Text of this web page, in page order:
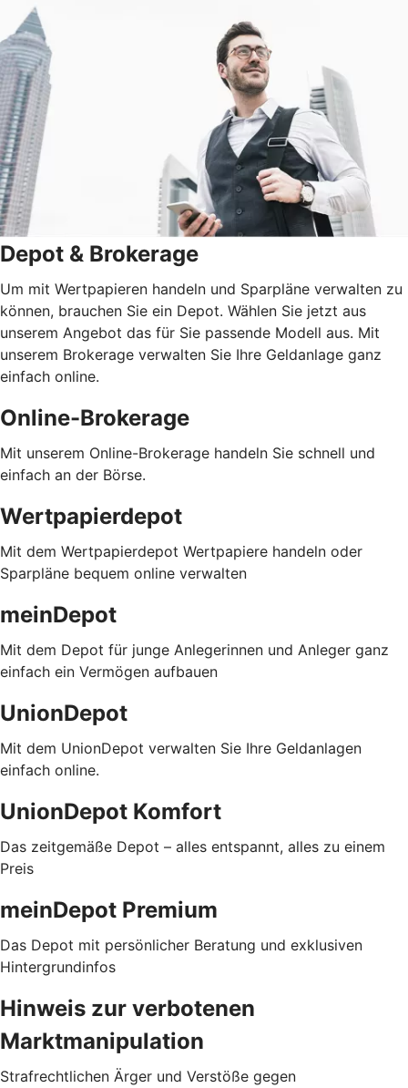
Depot & Brokerage
Um mit Wertpapieren handeln und Sparpläne verwalten zu
können, brauchen Sie ein Depot. Wählen Sie jetzt aus
unserem Angebot das für Sie passende Modell aus. Mit
unserem Brokerage verwalten Sie Ihre Geldanlage ganz
einfach online.
Online-Brokerage
Mit unserem Online-Brokerage handeln Sie schnell und
einfach an der Börse.
Wertpapierdepot
Mit dem Wertpapierdepot Wertpapiere handeln oder
Sparpläne bequem online verwalten
meinDepot
Mit dem Depot für junge Anlegerinnen und Anleger ganz
einfach ein Vermögen aufbauen
UnionDepot
Mit dem UnionDepot verwalten Sie Ihre Geldanlagen
einfach online.
UnionDepot Komfort
Das zeitgemäße Depot – alles entspannt, alles zu einem
Preis
meinDepot Premium
Das Depot mit persönlicher Beratung und exklusiven
Hintergrundinfos
Hinweis zur verbotenen
Marktmanipulation
Strafrechtlichen Ärger und Verstöße gegen